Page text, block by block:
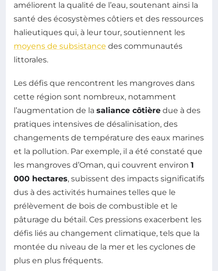
améliorent la qualité de l’eau, soutenant ainsi la
santé des écosystèmes côtiers et des ressources
halieutiques qui, à leur tour, soutiennent les
moyens de subsistance des communautés
littorales.
Les défis que rencontrent les mangroves dans
cette région sont nombreux, notamment
l’augmentation de la saliance côtière due à des
pratiques intensives de désalinisation, des
changements de température des eaux marines
et la pollution. Par exemple, il a été constaté que
les mangroves d’Oman, qui couvrent environ 1
000 hectares, subissent des impacts significatifs
dus à des activités humaines telles que le
prélèvement de bois de combustible et le
pâturage du bétail. Ces pressions exacerbent les
défis liés au changement climatique, tels que la
montée du niveau de la mer et les cyclones de
plus en plus fréquents.